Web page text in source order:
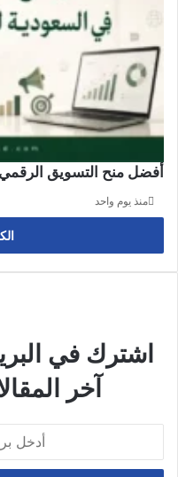
أفضل منح التسويق
منذ يوم واحد
اشترك في
آخر
الإلكتروني